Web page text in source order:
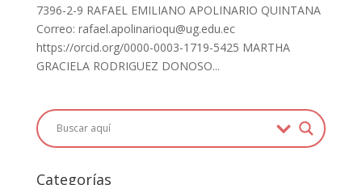
7396-2-9 RAFAEL EMILIANO APOLINARIO QUINTANA
Correo: rafael.apolinarioqu@ug.edu.ec
https://orcid.org/0000-0003-1719-5425 MARTHA
GRACIELA RODRIGUEZ DONOSO...
Categorías